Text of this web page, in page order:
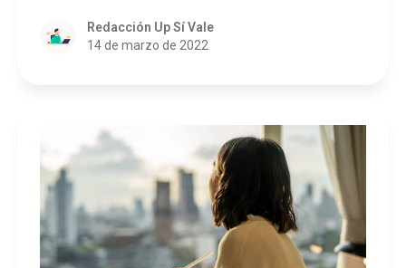
Redacción Up Sí Vale
14 de marzo de 2022